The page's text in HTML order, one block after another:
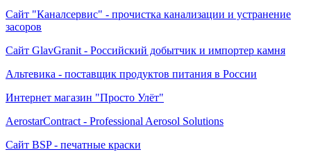
Сайт "Каналсервис" - прочистка канализации и устранение
засоров
Сайт GlavGranit - Российский добытчик и импортер камня
Альтевика - поставщик продуктов питания в России
Интернет магазин "Просто Улёт"
AerostarContract - Professional Aerosol Solutions
Сайт BSP - печатные краски